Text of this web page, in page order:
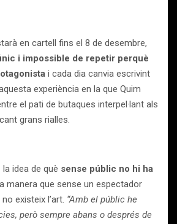
en cartell fins el 8 de desembre,
i impossible de repetir perquè
i cada dia canvia escrivint
experiència en la que Quim
el pati de butaques interpel·lant als
grans rialles.
idea de què sense públic no hi ha
manera que sense un espectador
existeix l’art. “Amb el públic he
però sempre abans o després de